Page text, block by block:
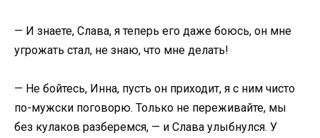
— И знаете, Слава, я теперь его даже боюсь, он мне
угрожать стал, не знаю, что мне делать!
— Не бойтесь, Инна, пусть он приходит, я с ним чисто
по-мужски поговорю. Только не переживайте, мы
без кулаков разберемся, — и Слава улыбнулся. У